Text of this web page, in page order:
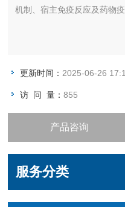
机制、宿主免疫反应及药物
更新时间： 2025-06-26
访 问 量：855
产品咨询
服务分类